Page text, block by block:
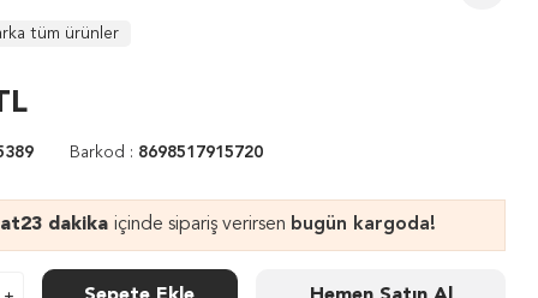
tüm ürünler
Barkod : 8698517915720
23 dakika içinde sipariş verirsen bugün kargoda!